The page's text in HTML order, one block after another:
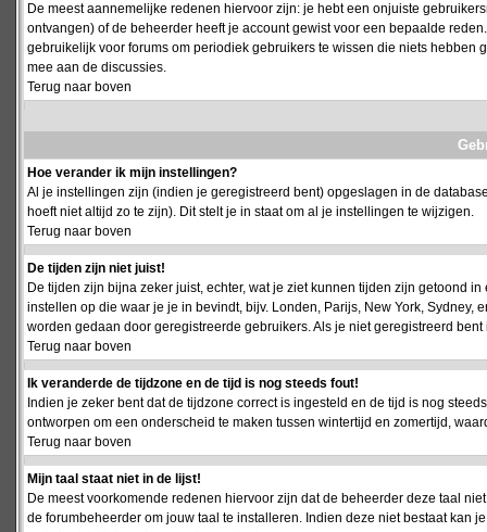
De meest aannemelijke redenen hiervoor zijn: je hebt een onjuiste
ontvangen) of de beheerder heeft je account gewist voor een bepaalde
gebruikelijk voor forums om periodiek gebruikers te wissen die niets
mee aan de discussies.
Terug naar boven
Hoe verander ik mijn instellingen?
Al je instellingen zijn (indien je geregistreerd bent) opgeslagen in de
hoeft niet altijd zo te zijn). Dit stelt je in staat om al je instellingen te wijzigen.
Terug naar boven
De tijden zijn niet juist!
De tijden zijn bijna zeker juist, echter, wat je ziet kunnen tijden zijn getoond
instellen op die waar je je in bevindt, bijv. Londen, Parijs, New York,
worden gedaan door geregistreerde gebruikers. Als je niet geregistreerd
Terug naar boven
Ik veranderde de tijdzone en de tijd is nog steeds fout!
Indien je zeker bent dat de tijdzone correct is ingesteld en de tijd is nog
ontworpen om een onderscheid te maken tussen wintertijd en zomertijd,
Terug naar boven
Mijn taal staat niet in de lijst!
De meest voorkomende redenen hiervoor zijn dat de beheerder deze taal
de forumbeheerder om jouw taal te installeren. Indien deze niet bestaat kan